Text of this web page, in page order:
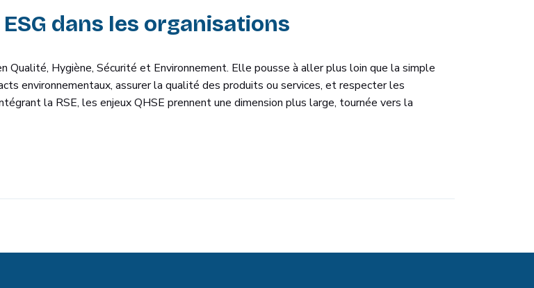
dans les organisations
Qualité, Hygiène, Sécurité et Environnement. Elle pousse à aller plus loin que la simple
environnementaux, assurer la qualité des produits ou services, et respecter les
la RSE, les enjeux QHSE prennent une dimension plus large, tournée vers la